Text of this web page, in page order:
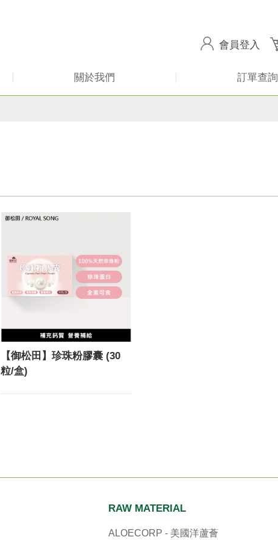
會員登入
關於我們 訂單查詢
【御松田】珍珠粉膠囊 (30
粒/盒)
RAW MATERIAL
ALOECORP - 美國洋蘆薈